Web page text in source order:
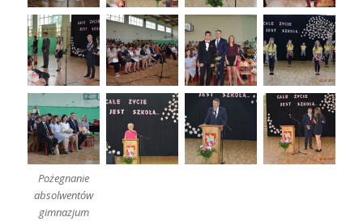
Pożegnanie
absolwentów
gimnazjum